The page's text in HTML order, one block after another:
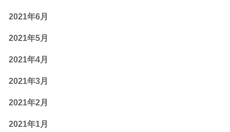
2021年6月
2021年5月
2021年4月
2021年3月
2021年2月
2021年1月